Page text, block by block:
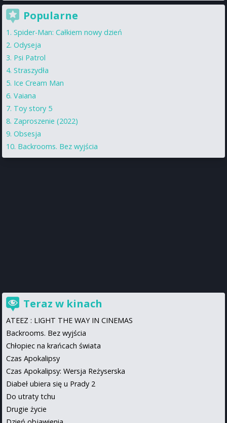
Popularne
Spider-Man: Całkiem nowy dzień
Odyseja
Psi Patrol
Straszydła
Ice Cream Man
Vaiana
Toy story 5
Zaproszenie (2022)
Obsesja
Backrooms. Bez wyjścia
Teraz w kinach
ATEEZ : LIGHT THE WAY IN CINEMAS
Backrooms. Bez wyjścia
Chłopiec na krańcach świata
Czas Apokalipsy
Czas Apokalipsy: Wersja Reżyserska
Diabeł ubiera się u Prady 2
Do utraty tchu
Drugie życie